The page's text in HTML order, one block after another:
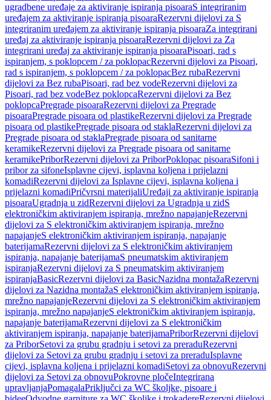
ugradbene uređaje za aktiviranje ispiranja pisoaraS integriranim
uređajem za aktiviranje ispiranja pisoaraRezervni dijelovi za S
integriranim uređajem za aktiviranje ispiranja pisoaraZa integrirani
uređaj za aktiviranje ispiranja pisoaraRezervni dijelovi za Za
integrirani uređaj za aktiviranje ispiranja pisoaraPisoari, rad s
ispiranjem, s poklopcem / za poklopacRezervni dijelovi za Pisoari,
rad s ispiranjem, s poklopcem / za poklopacBez rubaRezervni
dijelovi za Bez rubaPisoari, rad bez vodeRezervni dijelovi za
Pisoari, rad bez vodeBez poklopcaRezervni dijelovi za Bez
poklopcaPregrade pisoaraRezervni dijelovi za Pregrade
pisoaraPregrade pisoara od plastikeRezervni dijelovi za Pregrade
pisoara od plastikePregrade pisoara od staklaRezervni dijelovi za
Pregrade pisoara od staklaPregrade pisoara od sanitarne
keramikeRezervni dijelovi za Pregrade pisoara od sanitarne
keramikePriborRezervni dijelovi za PriborPoklopac pisoaraSifoni i
pribor za sifoneIsplavne cijevi, isplavna koljena i prijelazni
komadiRezervni dijelovi za Isplavne cijevi, isplavna koljena i
prijelazni komadiPričvrsni materijaliUređaji za aktiviranje ispiranja
pisoaraUgradnja u zidRezervni dijelovi za Ugradnja u zidS
elektroničkim aktiviranjem ispiranja, mrežno napajanjeRezervni
dijelovi za S elektroničkim aktiviranjem ispiranja, mrežno
napajanjeS elektroničkim aktiviranjem ispiranja, napajanje
baterijamaRezervni dijelovi za S elektroničkim aktiviranjem
ispiranja, napajanje baterijamaS pneumatskim aktiviranjem
ispiranjaRezervni dijelovi za S pneumatskim aktiviranjem
ispiranjaBasicRezervni dijelovi za BasicNazidna montažaRezervni
dijelovi za Nazidna montažaS elektroničkim aktiviranjem ispiranja,
mrežno napajanjeRezervni dijelovi za S elektroničkim aktiviranjem
ispiranja, mrežno napajanjeS elektroničkim aktiviranjem ispiranja,
napajanje baterijamaRezervni dijelovi za S elektroničkim
aktiviranjem ispiranja, napajanje baterijamaPriborRezervni dijelovi
za PriborSetovi za grubu gradnju i setovi za preraduRezervni
dijelovi za Setovi za grubu gradnju i setovi za preraduIsplavne
cijevi, isplavna koljena i prijelazni komadiSetovi za obnovuRezervni
dijelovi za Setovi za obnovuPokrovne pločeIntegrirana
upravljanjaPomagalaPriključci za WC školjke, pisoare i